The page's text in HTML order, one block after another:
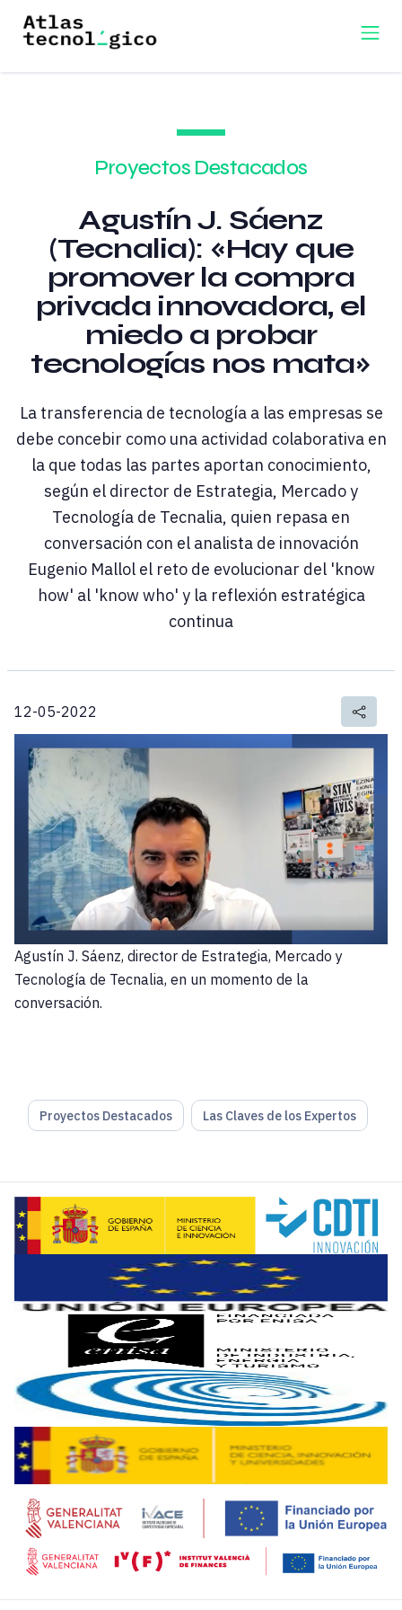
Proyectos Destacados
Agustín J. Sáenz
(Tecnalia): «Hay que
promover la compra
privada innovadora, el
miedo a probar
tecnologías nos mata»
La transferencia de tecnología a las empresas se
debe concebir como una actividad colaborativa en
la que todas las partes aportan conocimiento,
según el director de Estrategia, Mercado y
Tecnología de Tecnalia, quien repasa en
conversación con el analista de innovación
Eugenio Mallol el reto de evolucionar del 'know
how' al 'know who' y la reflexión estratégica
continua
12-05-2022
Agustín J. Sáenz, director de Estrategia, Mercado y
Tecnología de Tecnalia, en un momento de la
conversación.
Agustín J. Sáenz.- El aerotaxi es un proyecto
El segundo aprendizaje es que hay que tener cuidado
Proyectos Destacados Las Claves de los Expertos